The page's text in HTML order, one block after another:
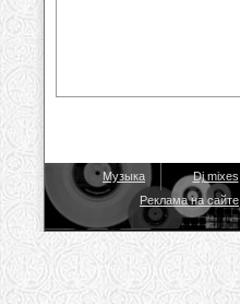
Музыка Dj mixes
Реклама на сайте